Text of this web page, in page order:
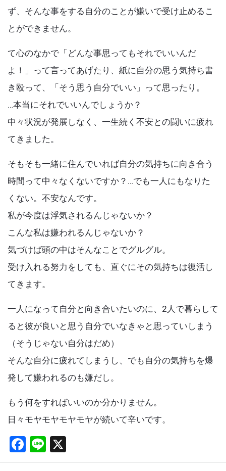
ず、そんな事をする自分のことが嫌いで受け止めるこ
とができません。
て心のなかで「どんな事思ってもそれでいいんだ
よ！」って言ってあげたり、紙に自分の思う気持ち書
き殴って、「そう思う自分でいい」って思ったり。
…本当にそれでいいんでしょうか？
中々状況が発展しなく、一生続く不安との闘いに疲れ
てきました。
そもそも一緒に住んでいれば自分の気持ちに向き合う
時間って中々なくないですか？…でも一人にもなりた
くない。不安なんです。
私が今度は浮気されるんじゃないか？
こんな私は嫌われるんじゃないか？
気づけば頭の中はそんなことでグルグル。
受け入れる努力をしても、直ぐにその気持ちは復活し
てきます。
一人になって自分と向き合いたいのに、2人で暮らして
ると彼が良いと思う自分でいなきゃと思っていしまう
（そうじゃない自分はだめ）
そんな自分に疲れてしまうし、でも自分の気持ちを爆
発して嫌われるのも嫌だし。
もう何をすればいいのか分かりません。
日々モヤモヤモヤモヤが続いて辛いです。
F
a
Li
n